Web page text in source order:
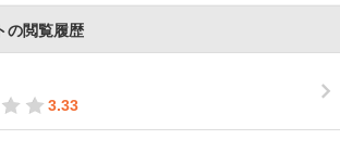
の閲覧履歴
3.33